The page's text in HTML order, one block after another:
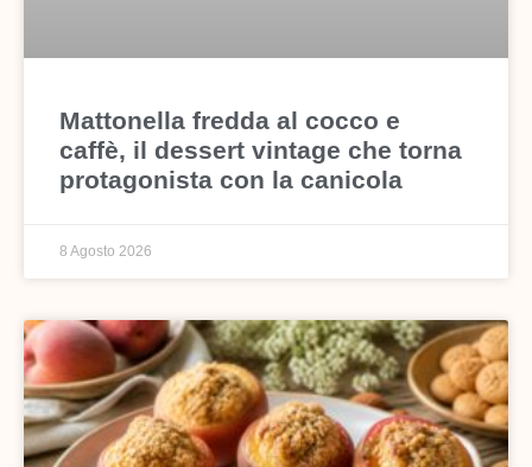
Mattonella fredda al cocco e
caffè, il dessert vintage che torna
protagonista con la canicola
8 Agosto 2026